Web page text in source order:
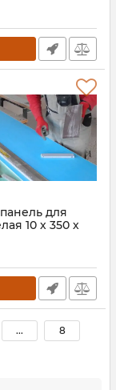
для
10 х 350 х
... 8